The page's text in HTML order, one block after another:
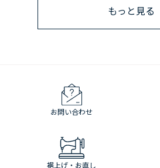
もっと見る
お問い合わせ
裾上げ・お直し